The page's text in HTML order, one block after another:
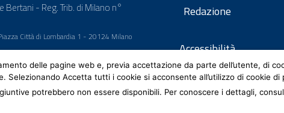
- Reg. Trib. di Milano n°
Città di Lombardia 1 - 20124 Milano
Redazione
Accessibilità
delle pagine web e, previa accettazione da parte dell’utente, di
Selezionando Accetta tutti i cookie si acconsente all’utilizzo di cookie
potrebbero non essere disponibili. Per conoscere i dettagli,